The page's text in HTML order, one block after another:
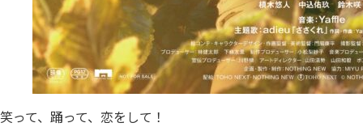
笑って、踊って、恋をして！